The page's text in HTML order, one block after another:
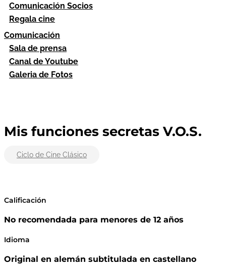
Comunicación Socios
Regala cine
Comunicación
Sala de prensa
Canal de Youtube
Galeria de Fotos
Mis funciones secretas V.O.S.
Ciclo de Cine Clásico
Calificación
No recomendada para menores de 12 años
Idioma
Original en alemán subtitulada en castellano